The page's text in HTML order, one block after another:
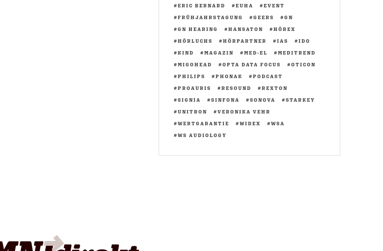
ERIC BERNARD
EUHA
EVENT
FRÜHJAHRSTAGUNG
GEERS
GN
GN HEARING
HANSATON
HÖREX
HÖRLUCHS
HÖRPARTNER IAS
IDO
KIND
MAGAZIN MED-EL
MEDITREND
MIGOHEAD
OPTA DATA FOCUS
OTICON
PHILIPS
PHONAK
PODCAST
PROAURIS
RESOUND
REXTON
SIGNIA
SINFONA SONOVA
STARKEY
UNITRON
VERONIKA VEHR
WERTGARANTIE
WIDEX
WSA
WS AUDIOLOGY